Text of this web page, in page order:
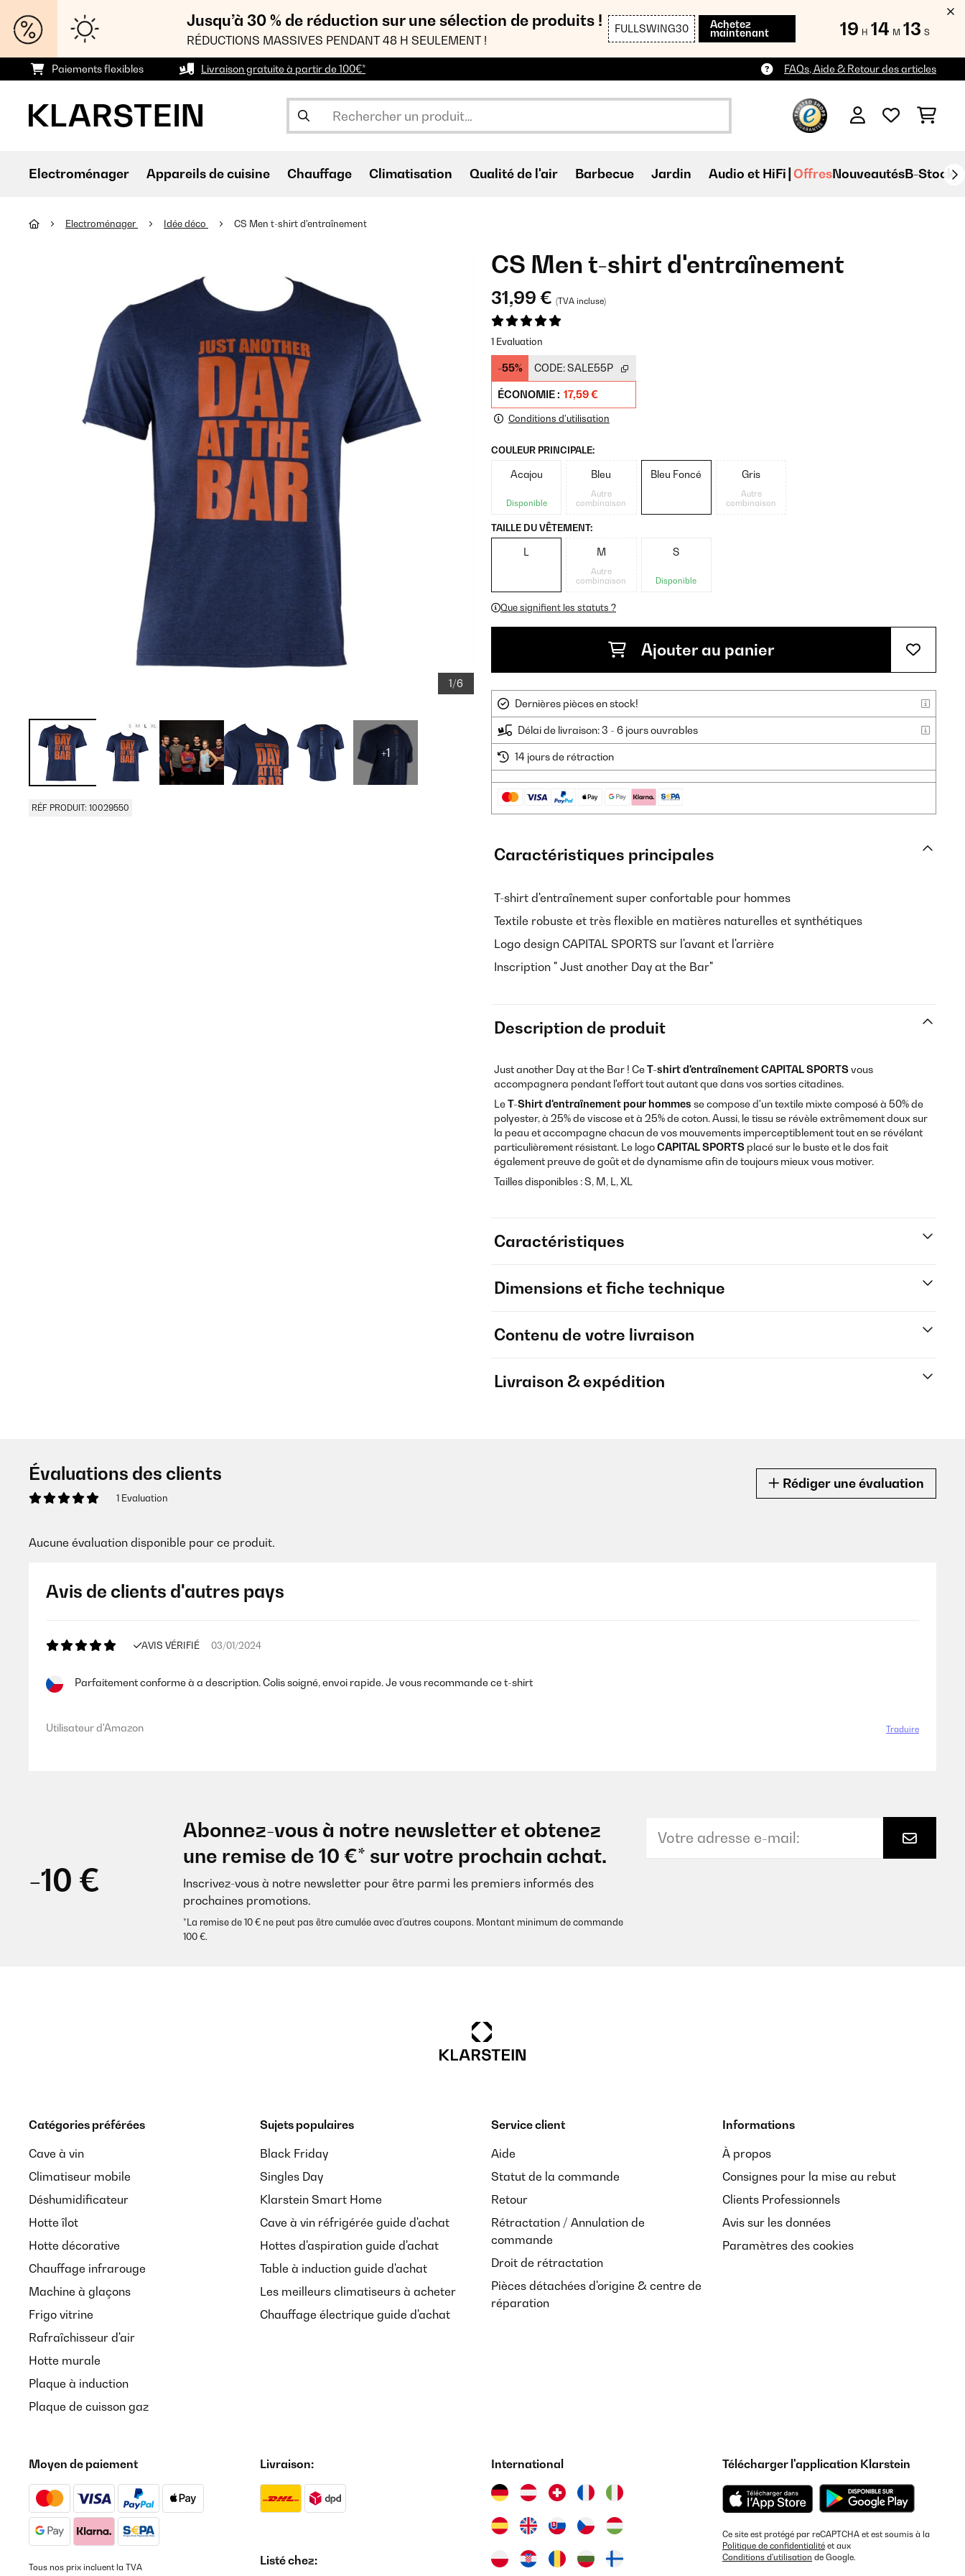
Jusqu’à 30 % de réduction sur une sélection de produits !
RÉDUCTIONS MASSIVES PENDANT 48 H SEULEMENT !
FULLSWING30 Achetez
maintenant 19 H 14 M 12 S
Paiements flexibles Livraison gratuite à partir de 100€* FAQs, Aide & Retour des articles
Electroménager Appareils de cuisine Chauffage Climatisation Qualité de l'air Barbecue Jardin Audio et HiFi OffresNouveautésB-Stock
Electroménager Idée déco CS Men t-shirt d'entraînement
1/6
+1
RÉF PRODUIT: 10029550
CS Men t-shirt d'entraînement
31,99 € (TVA incluse)
1 Evaluation
-55% CODE:SALE55P
ÉCONOMIE : 17,59 €
Conditions d'utilisation
COULEUR PRINCIPALE:
Acajou
Disponible
Bleu
Autre
combinaison
Bleu Foncé Gris
Autre
combinaison
TAILLE DU VÊTEMENT:
L M
Autre
combinaison
S
Disponible
Que signifient les statuts ?
Ajouter au panier
Dernières pièces en stock!
Délai de livraison: 3 - 6 jours ouvrables
14 jours de rétraction
Caractéristiques principales
T-shirt d'entraînement super confortable pour hommes
Textile robuste et très flexible en matières naturelles et synthétiques
Logo design CAPITAL SPORTS sur l'avant et l'arrière
Inscription " Just another Day at the Bar"
Description de produit
Just another Day at the Bar ! CeT-shirt d'entraînement CAPITAL SPORTSvous
accompagnera pendant l'effort tout autant que dans vos sorties citadines.
LeT-Shirt d'entraînement pour hommes se compose d'un textile mixte composé à 50% de
polyester, à 25% de viscose et à 25% de coton. Aussi, le tissu se révèle extrêmement doux sur
la peau et accompagne chacun de vos mouvements imperceptiblement tout en se révélant
particulièrement résistant. Le logoCAPITAL SPORTS placé sur le buste et le dos fait
également preuve de goût et de dynamisme afin de toujours mieux vous motiver.
Tailles disponibles : S, M, L, XL
Caractéristiques
Dimensions et fiche technique
Contenu de votre livraison
Livraison & expédition
Évaluations des clients
1 Evaluation
Rédiger une évaluation
Aucune évaluation disponible pour ce produit.
Avis de clients d'autres pays
AVIS VÉRIFIÉ 03/01/2024
Parfaitement conforme à a description. Colis soigné, envoi rapide. Je vous recommande ce t-shirt
Utilisateur d'Amazon Traduire
-10 €
Abonnez-vous à notre newsletter et obtenez
une remise de 10 €* sur votre prochain achat.
Inscrivez-vous à notre newsletter pour être parmi les premiers informés des
prochaines promotions.
*La remise de 10 € ne peut pas être cumulée avec d’autres coupons. Montant minimum de commande
100 €.
Catégories préférées
Cave à vin
Climatiseur mobile
Déshumidificateur
Hotte îlot
Hotte décorative
Chauffage infrarouge
Machine à glaçons
Frigo vitrine
Rafraîchisseur d'air
Hotte murale
Plaque à induction
Plaque de cuisson gaz
Sujets populaires
Black Friday
Singles Day
Klarstein Smart Home
Cave à vin réfrigérée guide d'achat
Hottes d'aspiration guide d'achat
Table à induction guide d'achat
Les meilleurs climatiseurs à acheter
Chauffage électrique guide d'achat
Service client
Aide
Statut de la commande
Retour
Rétractation / Annulation de
commande
Droit de rétractation
Pièces détachées d'origine & centre de
réparation
Informations
À propos
Consignes pour la mise au rebut
Clients Professionnels
Avis sur les données
Paramètres des cookies
Moyen de paiement
Tous nos prix incluent la TVA
Livraison:
Listé chez:
International Télécharger l'application Klarstein
Ce site est protégé par reCAPTCHA et est soumis à la
Politique de confidentialité et aux
Conditions d'utilisation de Google.